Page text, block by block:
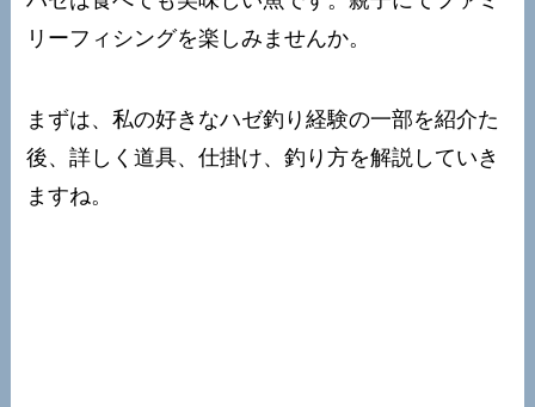
リーフィシングを楽しみませんか。
まずは、私の好きなハゼ釣り経験の一部を紹介た
後、詳しく道具、仕掛け、釣り方を解説していき
ますね。